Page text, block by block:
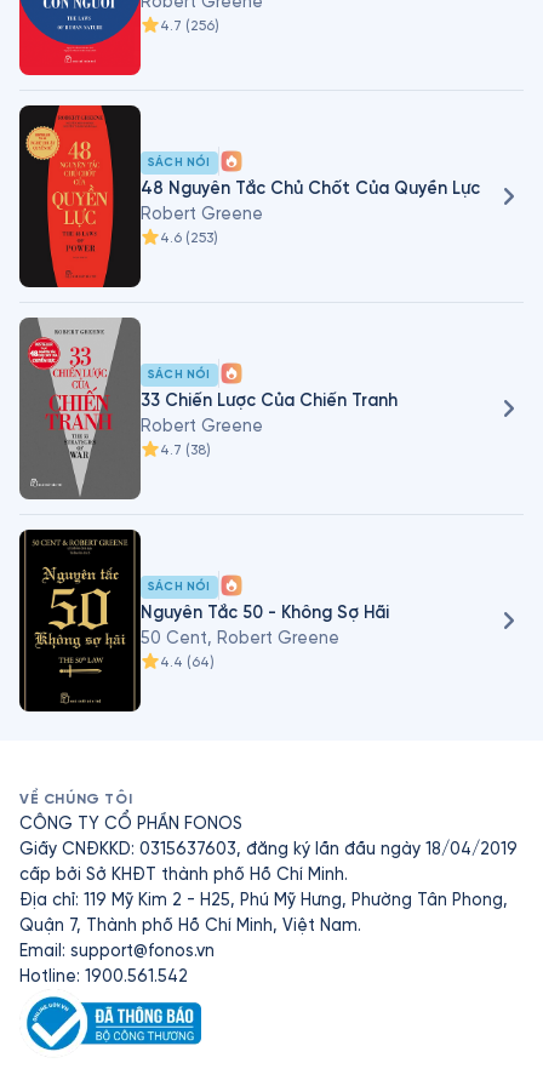
4.7 (256)
SÁCH NÓI
48 Nguyên Tắc Chủ Chốt Của Quyền Lực
Robert Greene
4.6 (253)
SÁCH NÓI
33 Chiến Lược Của Chiến Tranh
Robert Greene
4.7 (38)
SÁCH NÓI
Nguyên Tắc 50 - Không Sợ Hãi
50 Cent, Robert Greene
4.4 (64)
VỀ CHÚNG TÔI
CÔNG TY CỔ PHẦN FONOS
Giấy CNĐKKD: 0315637603, đăng ký lần đầu ngày 18/04/2019
cấp bởi Sở KHĐT thành phố Hồ Chí Minh.
Địa chỉ: 119 Mỹ Kim 2 - H25, Phú Mỹ Hưng, Phường Tân Phong,
Quận 7, Thành phố Hồ Chí Minh, Việt Nam.
Email: support@fonos.vn
Hotline: 1900.561.542